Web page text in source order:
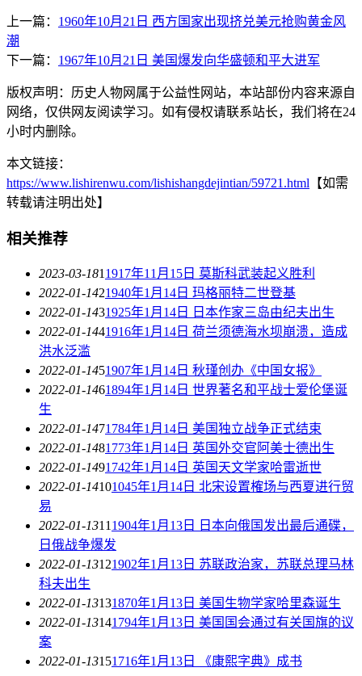
上一篇： 1960年10月21日 西方国家出现挤兑美元抢购黄金风
潮
下一篇： 1967年10月21日 美国爆发向华盛顿和平大进军
版权声明：历史人物网属于公益性网站，本站部份内容来源自
网络，仅供网友阅读学习。如有侵权请联系站长，我们将在24
小时内删除。
本文链接：
https://www.lishirenwu.com/lishishangdejintian/59721.html 【如需
转载请注明出处】
相关推荐
2023-03-181 1917年11月15日 莫斯科武装起义胜利
2022-01-1421940年1月14日 玛格丽特二世登基
2022-01-1431925年1月14日 日本作家三岛由纪夫出生
2022-01-1441916年1月14日 荷兰须德海水坝崩溃，造成
洪水泛滥
2022-01-1451907年1月14日 秋瑾创办《中国女报》
2022-01-1461894年1月14日 世界著名和平战士爱伦堡诞
生
2022-01-1471784年1月14日 美国独立战争正式结束
2022-01-1481773年1月14日 英国外交官阿美士德出生
2022-01-1491742年1月14日 英国天文学家哈雷逝世
2022-01-14101045年1月14日 北宋设置榷场与西夏进行贸
易
2022-01-1311 1904年1月13日 日本向俄国发出最后通碟，
日俄战争爆发
2022-01-13121902年1月13日 苏联政治家，苏联总理马林
科夫出生
2022-01-13131870年1月13日 美国生物学家哈里森诞生
2022-01-13141794年1月13日 美国国会通过有关国旗的议
案
2022-01-13151716年1月13日 《康熙字典》成书